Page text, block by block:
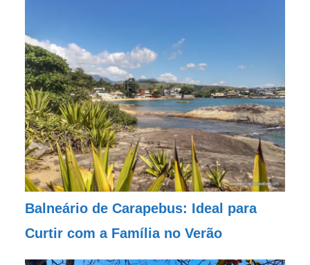
Balneário de Carapebus: Ideal para
Curtir com a Família no Verão